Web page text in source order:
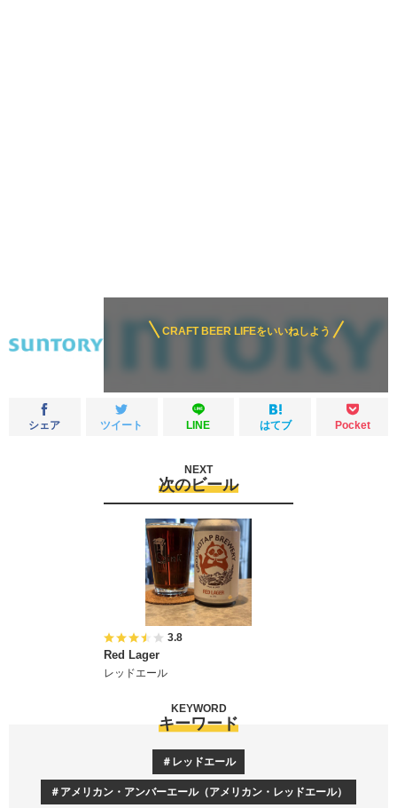
CRAFT BEER LIFEをいいねしよう
シェア ツイート LINE はてブ Pocket
次のビール
NEXT
3.8
Red Lager
レッドエール
キーワード
KEYWORD
レッドエール
アメリカン・アンバーエール（アメリカン・レッドエール）